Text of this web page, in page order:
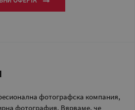
фотографска компания,
фотография. Вярваме, че